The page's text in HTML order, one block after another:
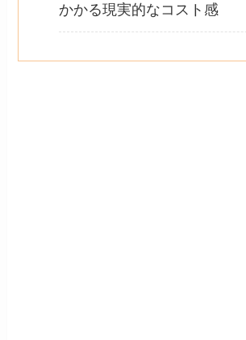
かかる現実的なコスト感